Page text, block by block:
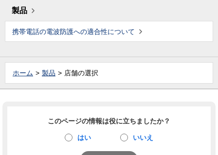
製品
携帯電話の電波防護への適合性について
ホーム 製品 店舗の選択
このページの情報は役に立ちましたか？
はい いいえ